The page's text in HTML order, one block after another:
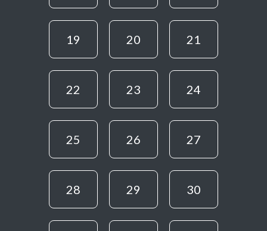
19 20 21
22 23 24
25 26 27
28 29 30